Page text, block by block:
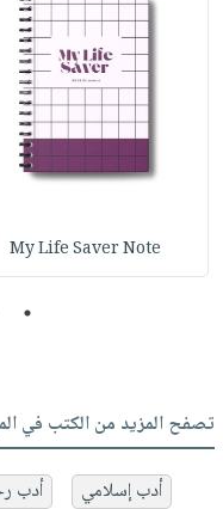
My Life Saver Note
1
تصفح المزيد من الكتب في
أدب إسلامي أدب